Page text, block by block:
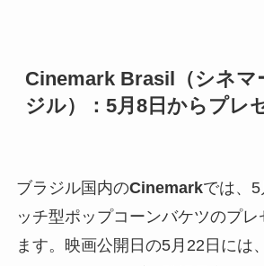
Cinemark Brasil（シネマ
ジル）：5月8日からプレ
ブラジル国内のCinemarkでは、5
ッチ型ポップコーンバケツのプレ
ます。映画公開日の5月22日には